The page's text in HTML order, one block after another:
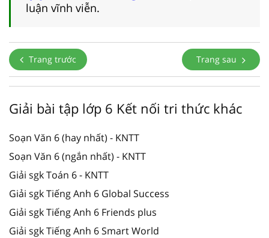
luận vĩnh viễn.
Trang trước Trang sau
Giải bài tập lớp 6 Kết nối tri thức khác
Soạn Văn 6 (hay nhất) - KNTT
Soạn Văn 6 (ngắn nhất) - KNTT
Giải sgk Toán 6 - KNTT
Giải sgk Tiếng Anh 6 Global Success
Giải sgk Tiếng Anh 6 Friends plus
Giải sgk Tiếng Anh 6 Smart World